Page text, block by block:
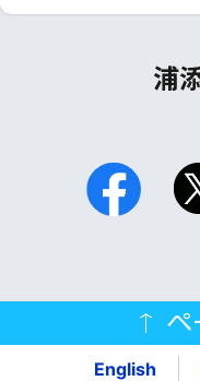
浦
ペ
English